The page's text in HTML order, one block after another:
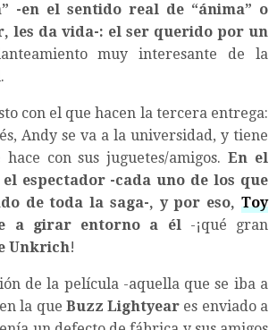
-en el sentido real de “ánima” o
les da vida-: el ser querido por un
muy interesante de la
con el que hacen la tercera entrega:
Andy se va a la universidad, y tiene
con sus juguetes/amigos.En el
espectador -cada uno de los que
de toda la saga-, y por eso, Toy
a girar entorno a él-¡qué gran
Unkrich!
de la película -aquella que se iba a
la que Buzz Lightyear es enviado a